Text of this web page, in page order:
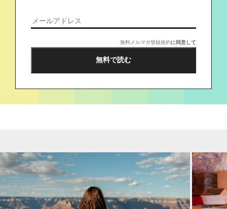
無料メルマガ登録規約に同意して